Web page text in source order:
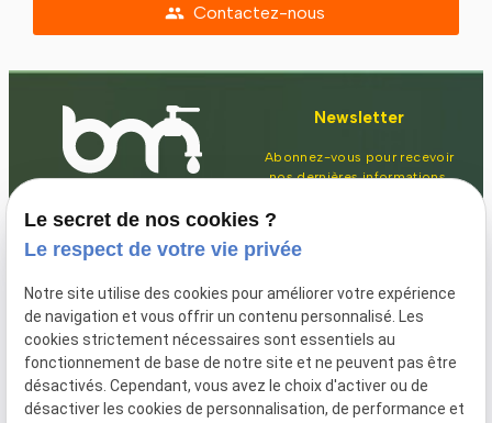
people Contactez-nous
Newsletter
Abonnez-vous pour recevoir
nos dernières informations.
02 78 77 15 85
Plan du site
Mentions
légales
Le secret de nos cookies ?
Le respect de votre vie privée
Notre site utilise des cookies pour améliorer votre expérience
de navigation et vous offrir un contenu personnalisé. Les
cookies strictement nécessaires sont essentiels au
fonctionnement de base de notre site et ne peuvent pas être
désactivés. Cependant, vous avez le choix d'activer ou de
désactiver les cookies de personnalisation, de performance et